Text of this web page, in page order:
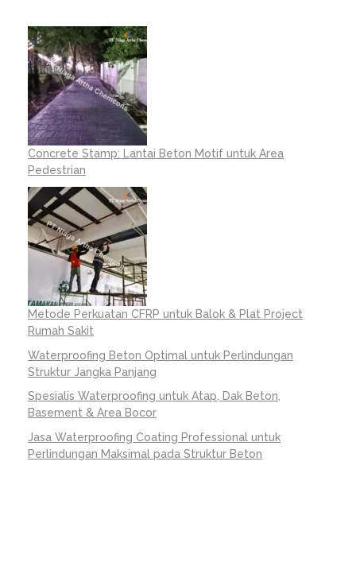
Concrete Stamp: Lantai Beton Motif untuk Area
Pedestrian
Metode Perkuatan CFRP untuk Balok & Plat Project
Rumah Sakit
Waterproofing Beton Optimal untuk Perlindungan
Struktur Jangka Panjang
Spesialis Waterproofing untuk Atap, Dak Beton,
Basement & Area Bocor
Jasa Waterproofing Coating Professional untuk
Perlindungan Maksimal pada Struktur Beton